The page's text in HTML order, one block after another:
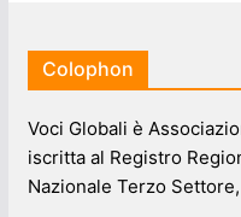
Colophon
Voci Globali è
iscritta al Registro
Nazionale Terzo